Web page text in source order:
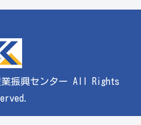
振興センター All Rights